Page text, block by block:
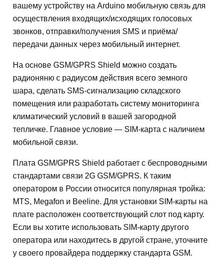
вашему устройству на Arduino мобильную связь для
осуществления входящих/исходящих голосовых
звонков, отправки/получения SMS и приёма/
передачи данных через мобильный интернет.
На основе GSM/GPRS Shield можно создать
радионяню с радиусом действия всего земного
шара, сделать SMS-сигнализацию складского
помещения или разработать систему мониторинга
климатический условий в вашей загородной
тепличке. Главное условие — SIM-карта с наличием
мобильной связи.
Плата GSM/GPRS Shield работает с беспроводными
стандартами связи 2G GSM/GPRS. К таким
оператором в России относится популярная тройка:
MTS, Megafon и Beeline. Для установки SIM-карты на
плате расположен соответствующий слот под карту.
Если вы хотите использовать SIM-карту другого
оператора или находитесь в другой стране, уточните
у своего провайдера поддержку стандарта GSM.